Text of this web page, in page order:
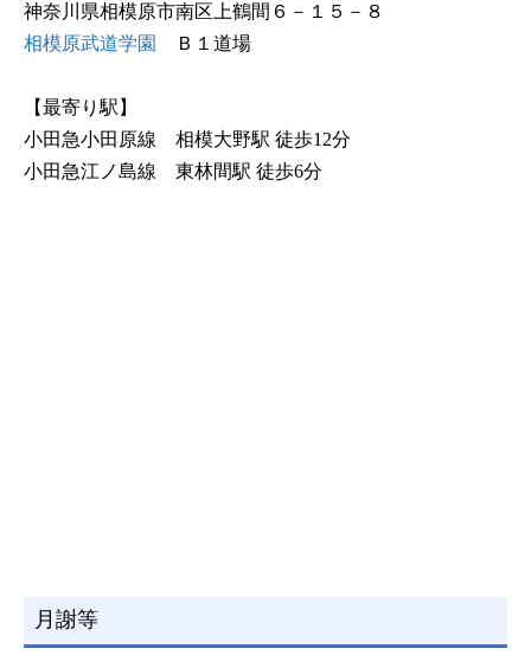
神奈川県相模原市南区上鶴間６－１５－８
相模原武道学園
Ｂ１道場
【最寄り駅】
小田急小田原線 相模大野駅 徒歩12分
小田急江ノ島線 東林間駅 徒歩6分
月謝等